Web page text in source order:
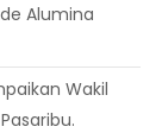
Alumina
Wakil